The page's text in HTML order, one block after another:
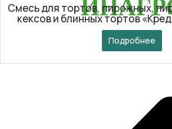
Смесь для тортов, пирожных,
кексов и блинных тортов
Подробнее